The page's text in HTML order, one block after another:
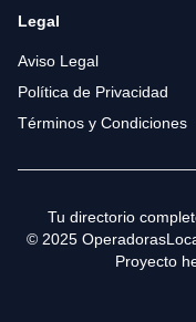
Legal
Aviso Legal
Política de Privacidad
Términos y Condiciones
Tu directorio
© 2025
Proyecto